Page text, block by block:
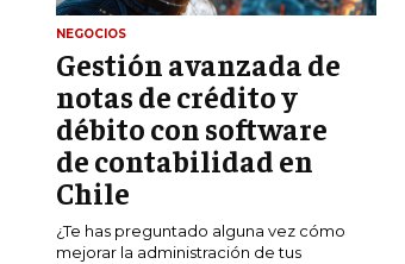
GESTIÓN DE MARCA
INVESTIGACIÓN DE MERCADO
ANÁLISIS DE COMPETENCIA
GESTIÓN DE CLIENTES
EMPRENDIMIENTO
INNOVACIÓN EMPRESARIAL
NEGOCIOS
Gestión avanzada de
notas de crédito y
débito con software
de contabilidad en
Chile
¿Te has preguntado alguna vez cómo
mejorar la administración de tus